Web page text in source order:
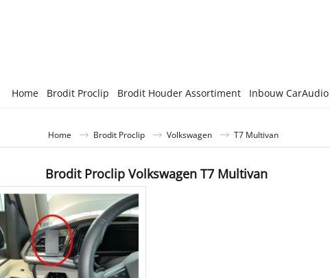
Home Brodit Proclip Brodit Houder Assortiment Inbouw CarAudio
Home Brodit Proclip Volkswagen T7 Multivan
Brodit Proclip Volkswagen T7 Multivan